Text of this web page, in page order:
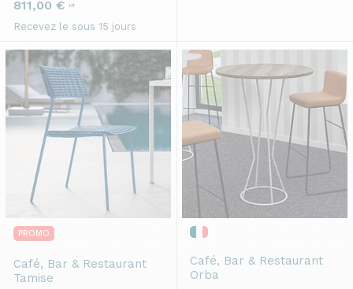
811,00 € HT
Recevez le sous 15 jours
PROMO
Café, Bar & Restaurant
Tamise
Café, Bar & Restaurant
Orba